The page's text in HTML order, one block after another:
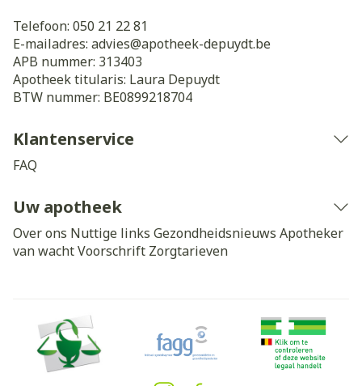
Telefoon: 050 21 22 81
E-mailadres: advies@apotheek-depuydt.be
APB nummer: 313403
Apotheek titularis: Laura Depuydt
BTW nummer: BE0899218704
Klantenservice
FAQ
Uw apotheek
Over ons Nuttige links Gezondheidsnieuws Apotheker
van wachtVoorschrift Zorgtarieven